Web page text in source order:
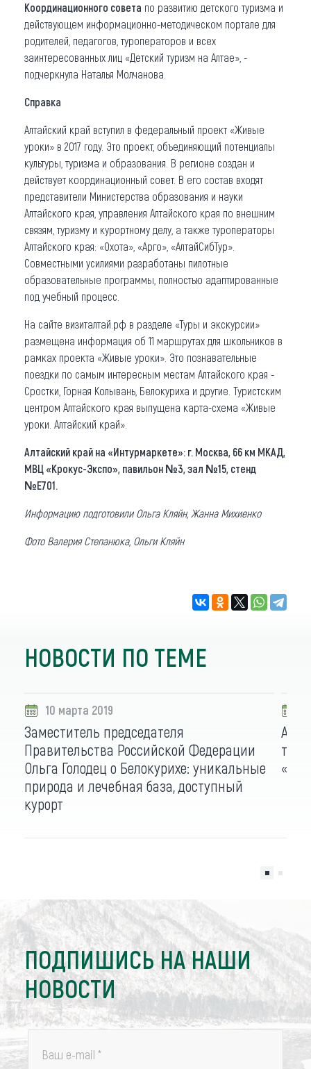
Координационного совета по развитию детского туризма и
действующем информационно-методическом портале для
родителей, педагогов, туроператоров и всех
заинтересованных лиц «Детский туризм на Алтае», -
подчеркнула Наталья Молчанова.
Справка
Алтайский край вступил в федеральный проект «Живые
уроки» в 2017 году. Это проект, объединяющий потенциалы
культуры, туризма и образования. В регионе создан и
действует координационный совет. В его состав входят
представители Министерства образования и науки
Алтайского края, управления Алтайского края по внешним
связям, туризму и курортному делу, а также туроператоры
Алтайского края: «Охота», «Арго», «АлтайСибТур».
Совместными усилиями разработаны пилотные
образовательные программы, полностью адаптированные
под учебный процесс.
На сайте визиталтай.рф в разделе «Туры и экскурсии»
размещена информация об 11 маршрутах для школьников в
рамках проекта «Живые уроки». Это познавательные
поездки по самым интересным местам Алтайского края -
Сростки, Горная Колывань, Белокуриха и другие. Туристским
центром Алтайского края выпущена карта-схема «Живые
уроки. Алтайский край».
Алтайский край на «Интурмаркете»: г. Москва, 66 км МКАД,
МВЦ «Крокус-Экспо», павильон №3, зал №15, стенд
№Е701.
Информацию подготовили Ольга Кляйн, Жанна Михиенко
Фото Валерия Степанюка, Ольги Кляйн
НОВОСТИ ПО ТЕМЕ
10 марта 2019
Заместитель председателя
Правительства Российской Федерации
Ольга Голодец о Белокурихе: уникальные
природа и лечебная база, доступный
курорт
ПОДПИШИСЬ НА НАШИ
НОВОСТИ
Ваш e-mail *